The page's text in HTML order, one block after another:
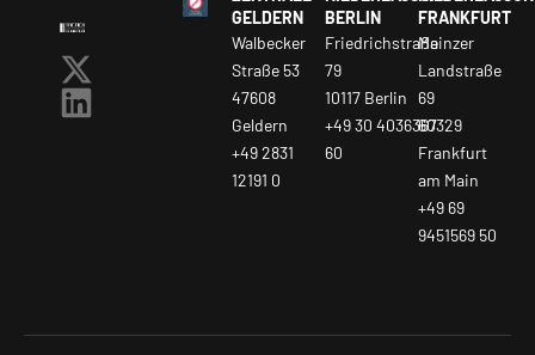
GELDERN
Walbecker
Straße 53
47608
Geldern
+49 2831
12191 0
BERLIN
Friedrichstraße
79
10117 Berlin
+49 30 4036367
60
FRANKFURT
Mainzer
Landstraße
69
60329
Frankfurt
am Main
+49 69
9451569 50